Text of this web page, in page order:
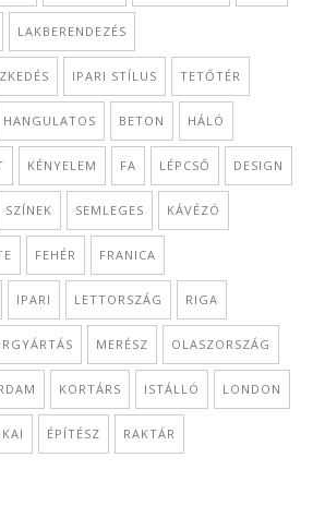
LAKBERENDEZÉS
IPARI STÍLUS TETŐTÉR
HANGULATOS BETON HÁLÓ
KÉNYELEM FA LÉPCSŐ DESIGN
SZÍNEK SEMLEGES KÁVÉZÓ
FEHÉR FRANICA
IPARI LETTORSZÁG RIGA
MERÉSZ OLASZORSZÁG
KORTÁRS ISTÁLLÓ LONDON
ÉPÍTÉSZ RAKTÁR